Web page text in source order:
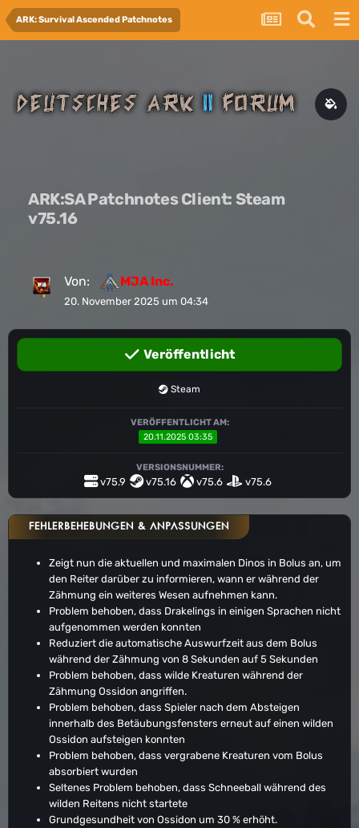
ARK: Survival Ascended Patchnotes
ARK:SA Patchnotes Client: Steam
v75.16
Von: MJA Inc.
20. November 2025 um 04:34
Veröffentlicht
Steam
VERÖFFENTLICHT AM:
20.11.2025 03:35
VERSIONSNUMMER:
v75.9 v75.16 v75.6 v75.6
FEHLERBEHEBUNGEN & ANPASSUNGEN
Zeigt nun die aktuellen und maximalen Dinos in Bolus an, um
den Reiter darüber zu informieren, wann er während der
Zähmung ein weiteres Wesen aufnehmen kann.
Problem behoben, dass Drakelings in einigen Sprachen nicht
aufgenommen werden konnten
Reduziert die automatische Auswurfzeit aus dem Bolus
während der Zähmung von 8 Sekunden auf 5 Sekunden
Problem behoben, dass wilde Kreaturen während der
Zähmung Ossidon angriffen.
Problem behoben, dass Spieler nach dem Absteigen
innerhalb des Betäubungsfensters erneut auf einen wilden
Ossidon aufsteigen konnten
Problem behoben, dass vergrabene Kreaturen vom Bolus
absorbiert wurden
Seltenes Problem behoben, dass Schneeball während des
wilden Reitens nicht startete
Grundgesundheit von Ossidon um 30 % erhöht.